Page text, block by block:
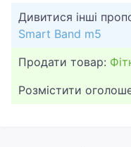
інструкція,
Дивитися інші
Smart Band m5
Продати товар:
Розмістити